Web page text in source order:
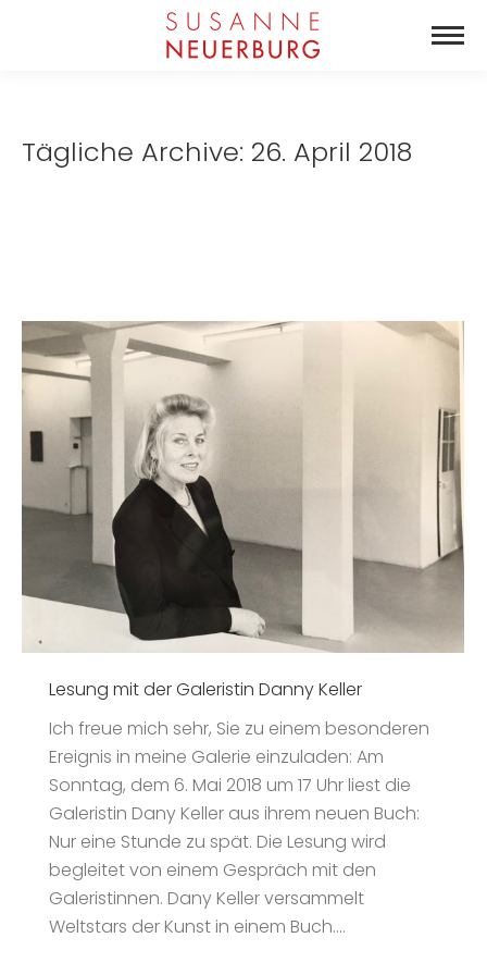
Tägliche Archive: 26. April 2018
Lesung mit der Galeristin Danny Keller
Ich freue mich sehr, Sie zu einem besonderen
Ereignis in meine Galerie einzuladen: Am
Sonntag, dem 6. Mai 2018 um 17 Uhr liest die
Galeristin Dany Keller aus ihrem neuen Buch:
Nur eine Stunde zu spät. Die Lesung wird
begleitet von einem Gespräch mit den
Galeristinnen. Dany Keller versammelt
Weltstars der Kunst in einem Buch.…